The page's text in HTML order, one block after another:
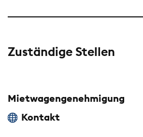
Zuständige Stellen
Mietwagengenehmigung
Kontakt